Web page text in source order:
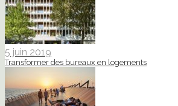
5 juin 2019
Transformer des bureaux en logements